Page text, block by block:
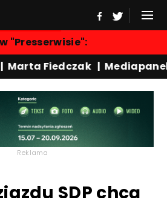
"Presserwisie":
Marta Fiedczak|Mediapanel|
Reklama
SDP chcą